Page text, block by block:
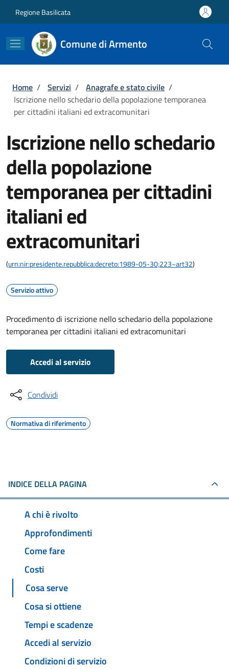
Regione Basilicata
Comune di Armento
Briciole di pane
Home / Servizi / Anagrafe e stato civile /
Iscrizione nello schedario della popolazione temporanea
per cittadini italiani ed extracomunitari
Iscrizione nello schedario
della popolazione
temporanea per cittadini
italiani ed
extracomunitari
(urn:nir:presidente.repubblica:decreto:1989-05-30;223~art32)
Servizio attivo
Procedimento di iscrizione nello schedario della popolazione
temporanea per cittadini italiani ed extracomunitari
Accedi al servizio
Condividi
Normativa di riferimento
INDICE DELLA PAGINA
A chi è rivolto
Approfondimenti
Come fare
Costi
Cosa serve
Cosa si ottiene
Tempi e scadenze
Accedi al servizio
Condizioni di servizio